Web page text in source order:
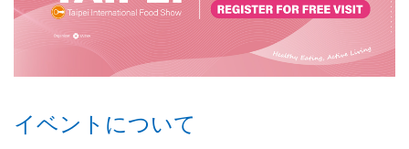
イベントについて